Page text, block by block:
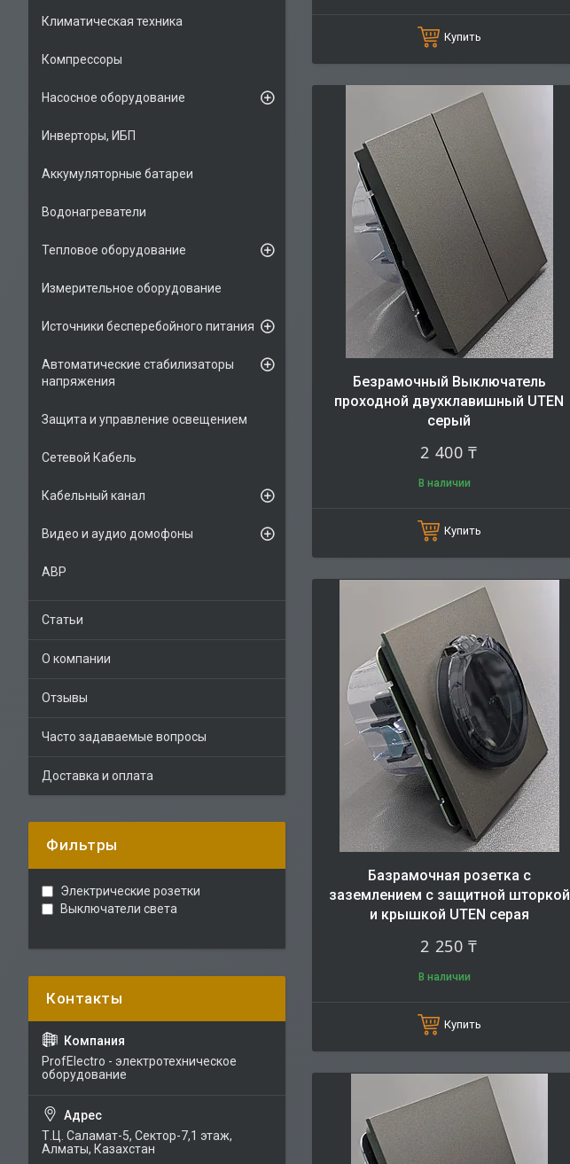
Купить
Безрамочный Выключатель
проходной двухклавишный UTEN
серый
2 400 ₸
В наличии
Купить
Базрамочная розетка с
заземлением с защитной шторкой
и крышкой UTEN серая
2 250 ₸
В наличии
Купить
Климатическая техника
Компрессоры
Насосное оборудование
Инверторы, ИБП
Аккумуляторные батареи
Водонагреватели
Тепловое оборудование
Измерительное оборудование
Источники бесперебойного питания
Автоматические стабилизаторы
напряжения
Защита и управление освещением
Сетевой Кабель
Кабельный канал
Видео и аудио домофоны
АВР
Статьи
О компании
Отзывы
Часто задаваемые вопросы
Доставка и оплата
Фильтры
Электрические розетки
Выключатели света
ProfElectro - электротехническое
оборудование
Т.Ц. Саламат-5, Cектор-7,1 этаж,
Алматы, Казахстан